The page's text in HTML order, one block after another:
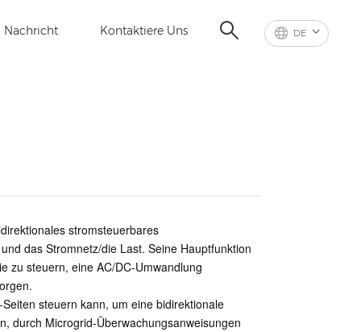
DE
Nachricht Kontaktiere Uns
stromsteuerbares
und das Stromnetz/die Last. Seine Hauptfunktion
zu steuern, eine AC/DC-Umwandlung
steuern kann, um eine bidirektionale
durch Microgrid-Überwachungsanweisungen